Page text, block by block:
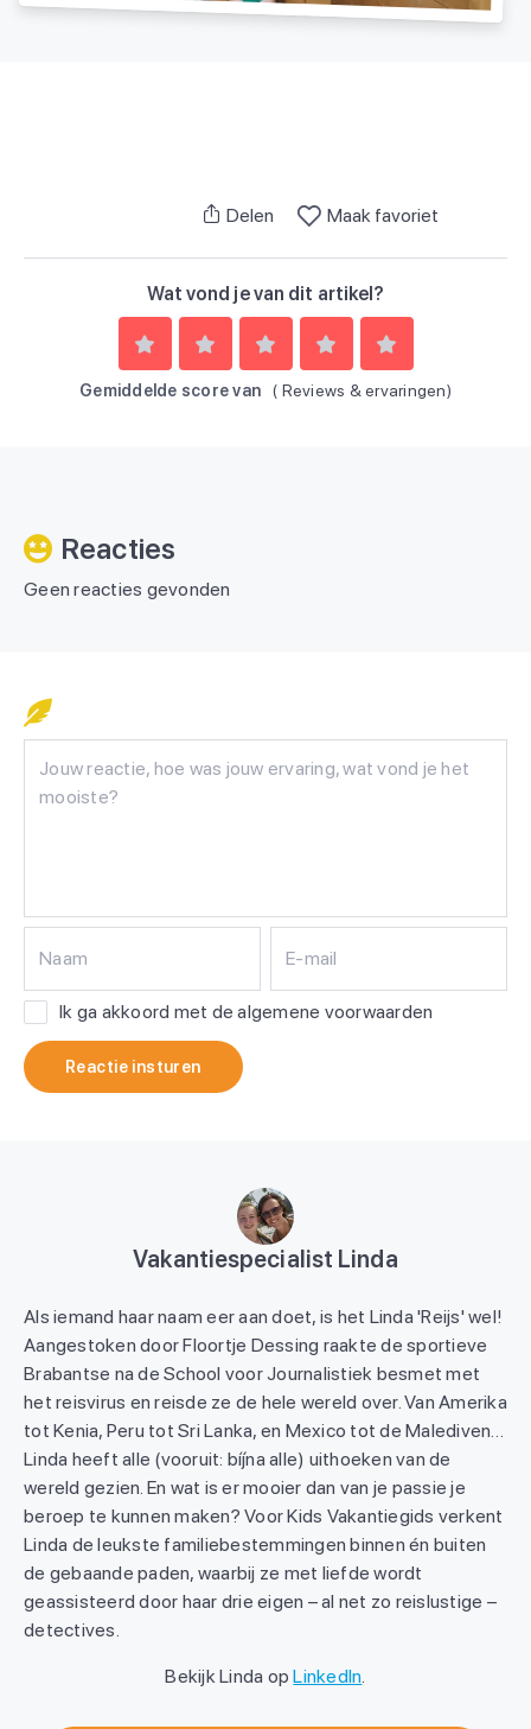
Delen Maak favoriet
Wat vond je van dit artikel?
Gemiddelde score van ( Reviews & ervaringen)
Reacties
Geen reacties gevonden
Naam E-mail
Ik ga akkoord met de algemene voorwaarden
Reactie insturen
Vakantiespecialist Linda
Als iemand haar naam eer aan doet, is het Linda 'Reijs' wel!
Aangestoken door Floortje Dessing raakte de sportieve
Brabantse na de School voor Journalistiek besmet met
het reisvirus en reisde ze de hele wereld over. Van Amerika
tot Kenia, Peru tot Sri Lanka, en Mexico tot de Malediven…
Linda heeft alle (vooruit: bíjna alle) uithoeken van de
wereld gezien. En wat is er mooier dan van je passie je
beroep te kunnen maken? Voor Kids Vakantiegids verkent
Linda de leukste familiebestemmingen binnen én buiten
de gebaande paden, waarbij ze met liefde wordt
geassisteerd door haar drie eigen – al net zo reislustige –
detectives.
Bekijk Linda opLinkedIn.